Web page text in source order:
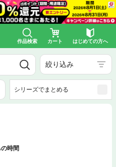
作品検索 カート はじめての方へ
絞り込み
シリーズでまとめる
時間